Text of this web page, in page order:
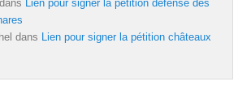
dans Lien pour signer la pétition défense des
dans Lien pour signer la pétition châteaux